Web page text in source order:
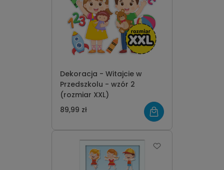
Dekoracja - Witajcie w
Przedszkolu - wzór 2
(rozmiar XXL)
89,99 zł